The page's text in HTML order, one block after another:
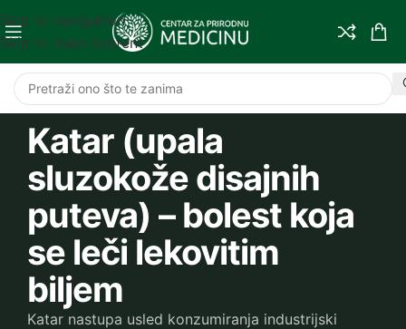
Skip to navigation
Skip to main content
Katar (upala
sluzokože disajnih
puteva) – bolest koja
se leči lekovitim
biljem
Katar nastupa usled konzumiranja industrijski